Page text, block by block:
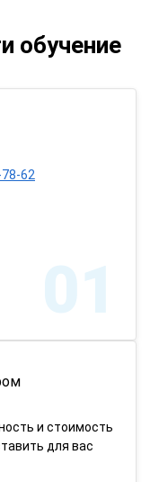
обучение
62
01
и стоимость
для вас